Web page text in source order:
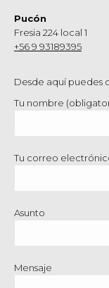
Pucón
Fresia 224 local 1
+56 9 93189395
Desde aquí puedes
Tu nombre
Tu correo
Asunto
Mensaje